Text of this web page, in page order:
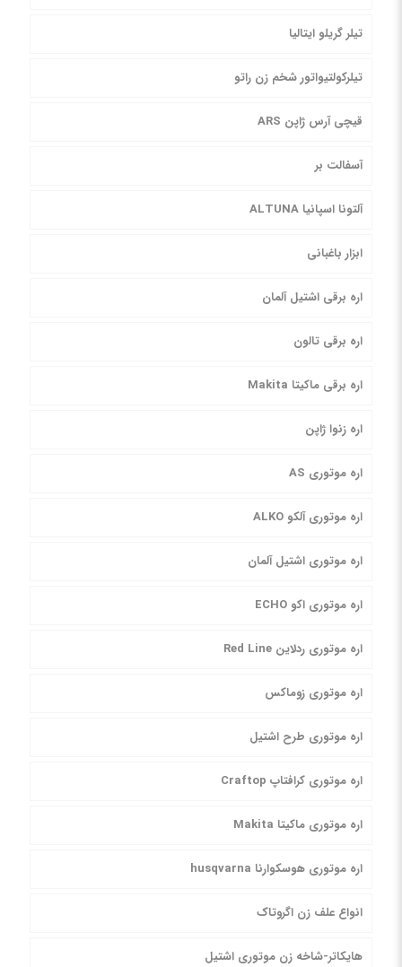
تیلر گریلو ایتالیا
تیلرکولتیواتور شخم زن راتو
قیچی آرس ژاپن ARS
آسفالت بر
آلتونا اسپانیا ALTUNA
ابزار باغبانی
اره برقی اشتیل آلمان
اره برقی تالون
اره برقی ماکیتا Makita
اره زنوا ژاپن
اره موتوری AS
اره موتوری آلکو ALKO
اره موتوری اشتیل آلمان
اره موتوری اکو ECHO
اره موتوری ردلاین Red Line
اره موتوری زوماکس
اره موتوری طرح اشتیل
اره موتوری کرافتاپ Craftop
اره موتوری ماکیتا Makita
اره موتوری هوسکوارنا husqvarna
انواع علف زن اگروتاک
هایکاتر-شاخه زن موتوری اشتیل